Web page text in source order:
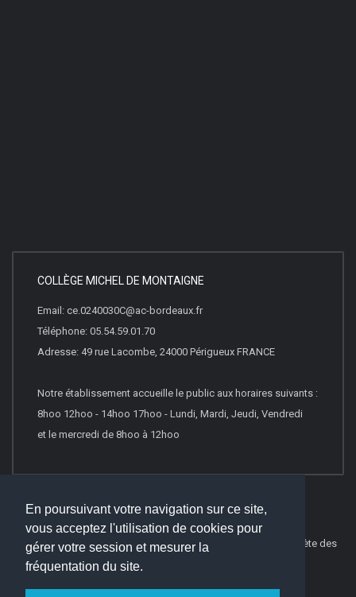
En poursuivant votre navigation sur ce site,
vous acceptez l'utilisation de cookies pour
gérer votre session et mesurer la
fréquentation du site.
COLLÈGE MICHEL DE MONTAIGNE
Email: ce.0240030C@ac-bordeaux.fr
Téléphone: 05.54.59.01.70
Adresse: 49 rue Lacombe, 24000 Périgueux FRANCE
Notre établissement accueille le public aux horaires suivants :
8hoo 12hoo - 14hoo 17hoo - Lundi, Mardi, Jeudi, Vendredi
et le mercredi de 8hoo à 12hoo
© 2022 Websco Innovations -Mentions Légales
Liste Complète des